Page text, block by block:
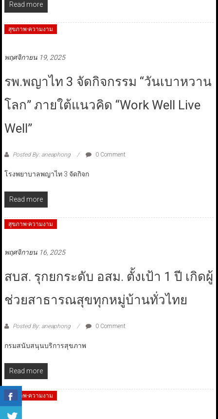
Read more
สุขภาพ-ความงาม
พฤศจิกายน 19, 2025
รพ.พญาไท 3 จัดกิจกรรม “วันเบาหวาน
โลก” ภายใต้แนวคิด “Work Well Live
Well”
Posted By: aneaphong 0 Comment
โรงพยาบาลพญาไท 3 จัดกิจก
Read more
สุขภาพ-ความงาม
พฤศจิกายน 16, 2025
สบส. รุกยกระดับ อสม. ตั้งเป้า 1 ปี เกิดผู้
ช่วยสาธารณสุขทุกหมู่บ้านทั่วไทย
Posted By: aneaphong 0 Comment
กรมสนับสนุนบริการสุขภาพ
Read more
สุขภาพ-ความงาม